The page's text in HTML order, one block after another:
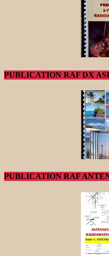
PUBLICATION RAF DX
PUBLICATION RAF